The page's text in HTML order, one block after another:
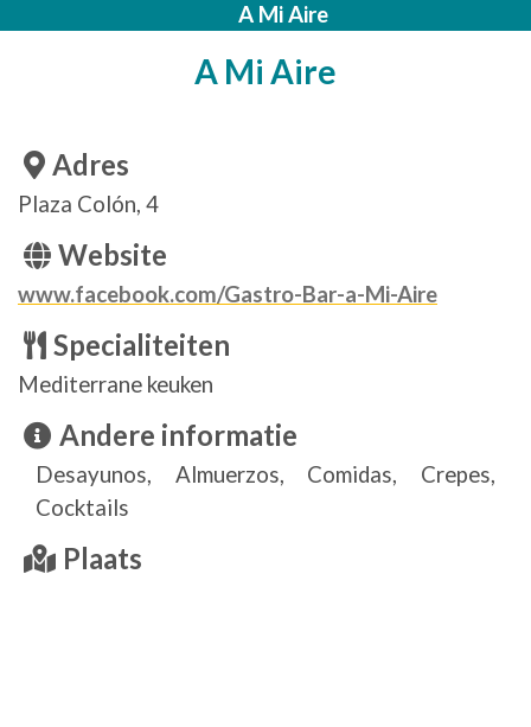
A Mi Aire
A Mi Aire
Adres
Plaza Colón, 4
Website
www.facebook.com/Gastro-Bar-a-Mi-Aire
Specialiteiten
Mediterrane keuken
Andere informatie
Desayunos, Almuerzos, Comidas, Crepes,
Cocktails
Plaats